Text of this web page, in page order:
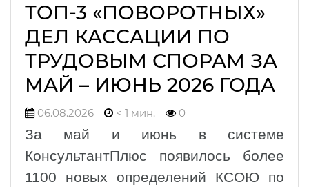
ТОП-3 «ПОВОРОТНЫХ»
ДЕЛ КАССАЦИИ ПО
ТРУДОВЫМ СПОРАМ ЗА
МАЙ – ИЮНЬ 2026 ГОДА
06.08.2026 < 1 мин. 0
За май и июнь в системе
КонсультантПлюс появилось более
1100 новых определений КСОЮ по